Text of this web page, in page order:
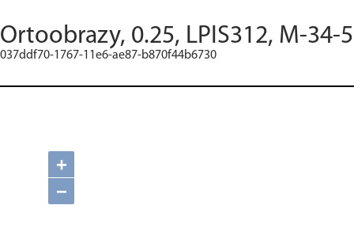
Ortoobrazy, 0.25, LPIS312, M-34-
037ddf70-1767-11e6-ae87-b870f44b6730
+
−